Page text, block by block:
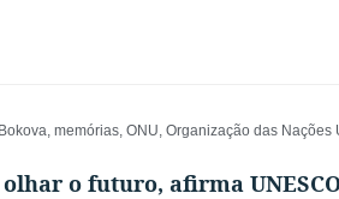
, memórias, ONU, Organização das Nações
o futuro, afirma